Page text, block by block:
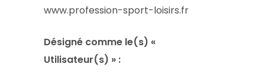
www.profession-sport-loisirs.fr
Désigné comme le(s) «
Utilisateur(s) » :